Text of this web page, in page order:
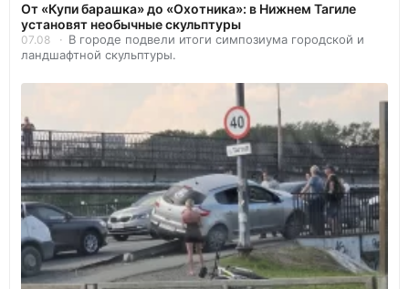
От «Купи барашка» до «Охотника»: в Нижнем Тагиле
установят необычные скульптуры
07.08
В городе подвели итоги симпозиума городской и
ландшафтной скульптуры.